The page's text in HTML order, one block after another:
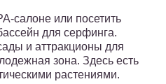
салоне или посетить
для серфинга.
и аттракционы для
зона. Здесь есть
растениями.